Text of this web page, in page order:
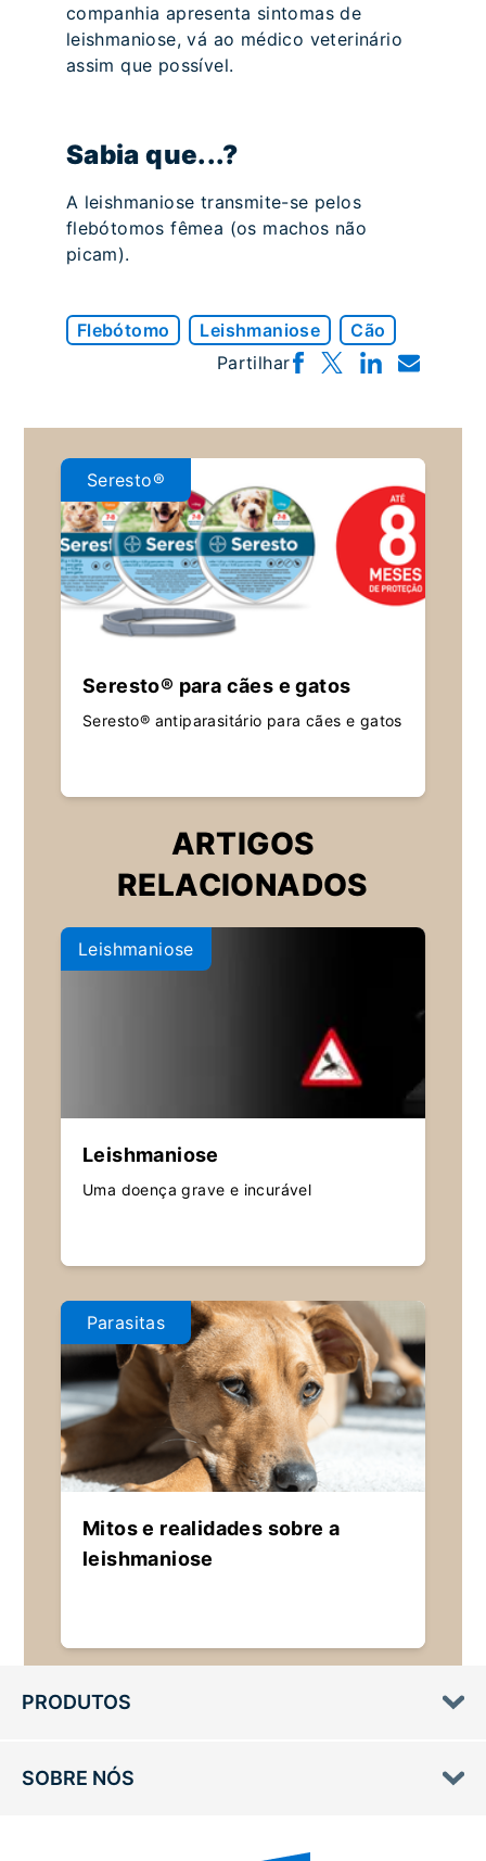
companhia apresenta sintomas de
leishmaniose, vá ao médico veterinário
assim que possível.
Sabia que...?
A leishmaniose transmite-se pelos
flebótomos fêmea (os machos não
picam).
Flebótomo Leishmaniose
Cão
Partilhar
Seresto®
Seresto® para cães e gatos
Seresto® antiparasitário para cães e gatos
ARTIGOS
RELACIONADOS
Leishmaniose
Leishmaniose
Uma doença grave e incurável
Parasitas
Mitos e realidades sobre a
leishmaniose
PRODUTOS
SOBRE NÓS